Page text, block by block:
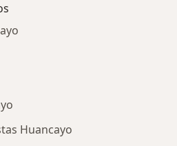
Huancayo